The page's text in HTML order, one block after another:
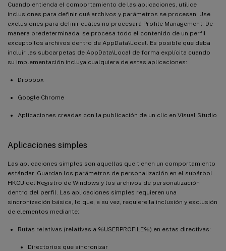
Cuando entienda el comportamiento de las aplicaciones, utilice
inclusiones para definir qué archivos y parámetros se procesan. Use
exclusiones para definir cuáles no procesará Profile Management. De
manera predeterminada, se procesa todo el contenido de un perfil
excepto los archivos dentro de AppData\Local. Es posible que deba
incluir las subcarpetas de AppData\Local de forma explícita cuando
su implementación incluya cualquiera de estas aplicaciones:
Dropbox
Google Chrome
Aplicaciones creadas con la publicación de un clic en Visual Studio
Aplicaciones simples
Las aplicaciones simples son aquellas que tienen un comportamiento
estándar. Guardan los parámetros de personalización en el subárbol
HKCU del Registro de Windows y los archivos de personalización
dentro del perfil. Las aplicaciones simples requieren una
sincronización básica, lo que, a su vez, requiere la inclusión y exclusión
de elementos mediante:
Rutas relativas (relativas a %USERPROFILE%) en estas directivas:
Directorios que sincronizar